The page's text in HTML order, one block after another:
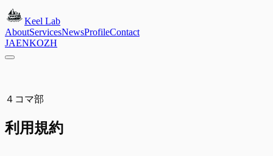
Keel Lab
AboutServicesNewsProfileContact
JAENKOZH
４コマ部
利用規約